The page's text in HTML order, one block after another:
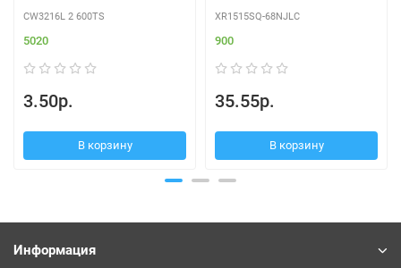
CW3216L 2 600TS
5020
3.50р.
В корзину
XR1515SQ-68NJLC
900
35.55р.
В корзину
Информация